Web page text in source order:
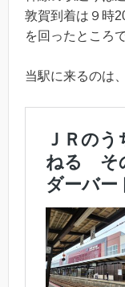
敦賀到着は９時
を回ったところ
当駅に来るのは